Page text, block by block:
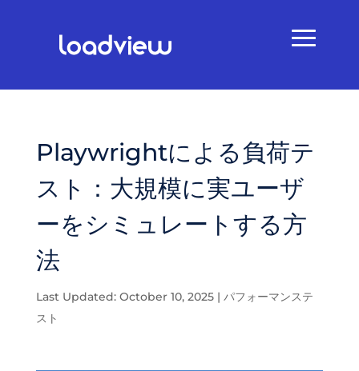
Playwrightによる負荷テ
スト：大規模に実ユーザ
ーをシミュレートする方
法
Last Updated: October 10, 2025| パフォーマンステ
スト